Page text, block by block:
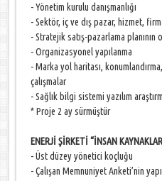
- Yönetim kurulu danışmanlığı
- Sektör, iç ve dış pazar, hizmet,
- Stratejik satış-pazarlama planının
- Organizasyonel yapılanma
- Marka yol haritası,
çalışmalar
- Sağlık bilgi sistemi yazılım
* Proje 2 ay sürmüştür
ENERJİ ŞİRKETİ “İNSAN
- Üst düzey yönetici koçluğu
- Çalışan Memnuniyet Anketi’nin